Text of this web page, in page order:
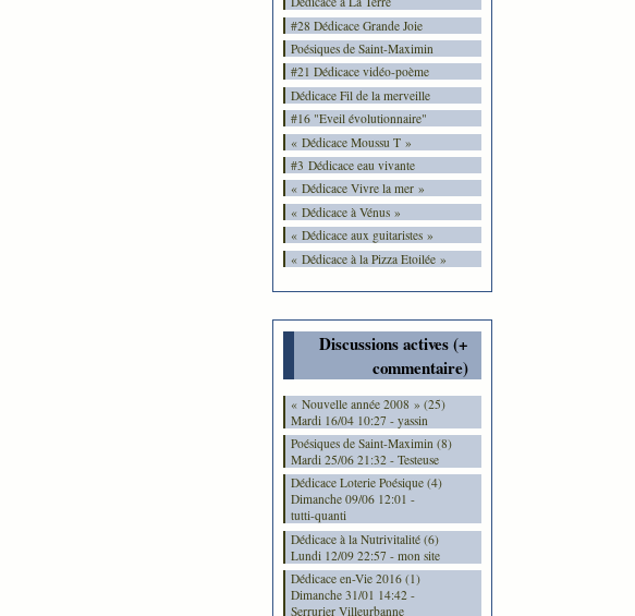
#28 Dédicace Grande Joie
Poésiques de Saint-Maximin
#21 Dédicace vidéo-poème
Dédicace Fil de la merveille
#16 "Eveil évolutionnaire"
« Dédicace Moussu T »
#3 Dédicace eau vivante
« Dédicace Vivre la mer »
« Dédicace à Vénus »
« Dédicace aux guitaristes »
« Dédicace à la Pizza Etoilée »
Discussions actives (+
commentaire)
« Nouvelle année 2008 » (25)
Mardi 16/04 10:27 - yassin
Poésiques de Saint-Maximin (8)
Mardi 25/06 21:32 - Testeuse
Dédicace Loterie Poésique (4)
Dimanche 09/06 12:01 -
tutti-quanti
Dédicace à la Nutrivitalité (6)
Lundi 12/09 22:57 - mon site
Dédicace en-Vie 2016 (1)
Dimanche 31/01 14:42 -
Serrurier Villeurbanne